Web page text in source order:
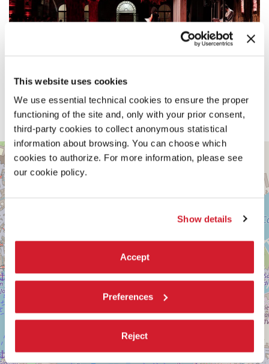
This website uses cookies
We use essential technical cookies to ensure the proper
functioning of the site and, only with your prior consent,
third-party cookies to collect anonymous statistical
information about browsing. You can choose which
cookies to authorize. For more information, please see
our cookie policy.
Show details
Accept
Preferences
Reject
ARSENALE
SESTIERE
CASTELLO
CAMPO
DELLA
TANA
2169/F
30122
VENEZIA
TEL.
0415218711
info@labiennale.org